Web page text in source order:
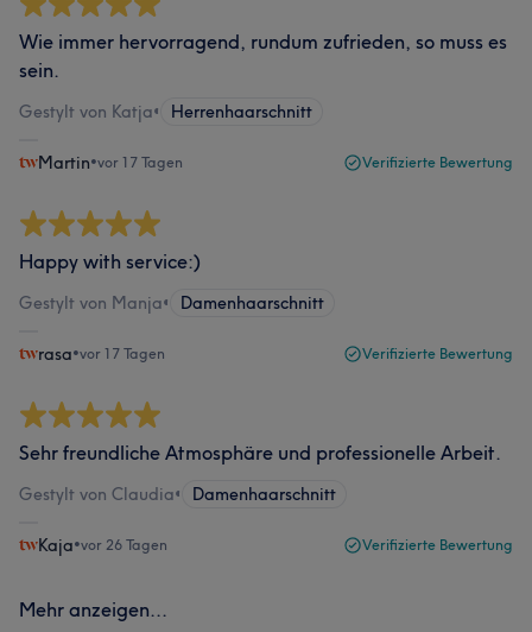
Wie immer hervorragend, rundum zufrieden, so muss es
sein.
Gestylt von Katja• Herrenhaarschnitt
Martin•vor 17 Tagen Verifizierte Bewertung
Happy with service:)
Gestylt von Manja• Damenhaarschnitt
rasa•vor 17 Tagen Verifizierte Bewertung
Sehr freundliche Atmosphäre und professionelle Arbeit.
Gestylt von Claudia• Damenhaarschnitt
Kaja•vor 26 Tagen Verifizierte Bewertung
Mehr anzeigen...